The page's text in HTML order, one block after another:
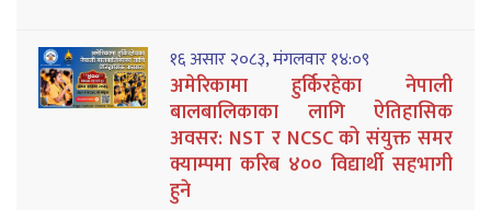
१६ असार २०८३, मंगलवार १४:०९
अमेरिकामा हुर्किरहेका नेपाली
बालबालिकाका लागि ऐतिहासिक
अवसर: NST र NCSC को संयुक्त समर
क्याम्पमा करिब ४०० विद्यार्थी सहभागी
हुने